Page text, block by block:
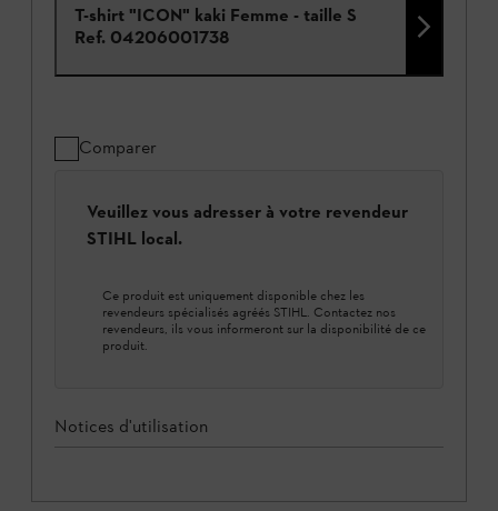
T-shirt "ICON" kaki Femme - taille S
Ref. 04206001738
Comparer
Veuillez vous adresser à votre revendeur
STIHL local.
Ce produit est uniquement disponible chez les
revendeurs spécialisés agréés STIHL. Contactez nos
revendeurs, ils vous informeront sur la disponibilité de ce
produit.
Notices d'utilisation